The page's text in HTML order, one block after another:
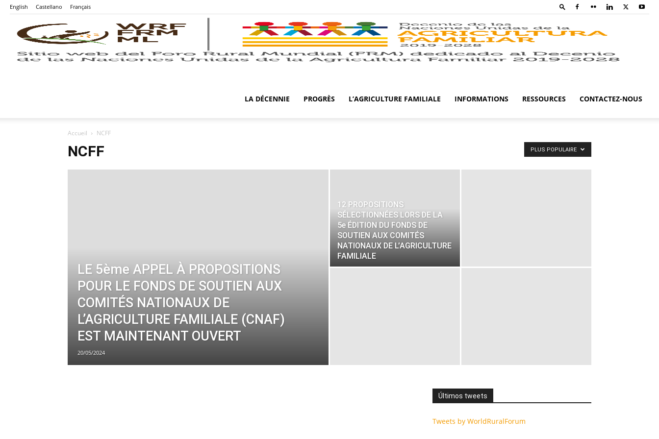
English Castellano Français
LA DÉCENNIE PROGRÈS L’AGRICULTURE FAMILIALE INFORMATIONS RESSOURCES CONTACTEZ-NOUS
Accueil NCFF
NCFF PLUS POPULAIRE
LE 5ème APPEL À PROPOSITIONS
POUR LE FONDS DE SOUTIEN AUX
COMITÉS NATIONAUX DE
L’AGRICULTURE FAMILIALE (CNAF)
EST MAINTENANT OUVERT
20/05/2024
12 PROPOSITIONS
SÉLECTIONNÉES LORS DE LA
5e ÉDITION DU FONDS DE
SOUTIEN AUX COMITÉS
NATIONAUX DE L’AGRICULTURE
FAMILIALE
Últimos tweets
Tweets by WorldRuralForum